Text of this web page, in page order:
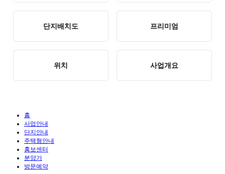
단지배치도 프리미엄
위치 사업개요
홈
사업안내
단지안내
주택형안내
홍보센터
분양가
방문예약